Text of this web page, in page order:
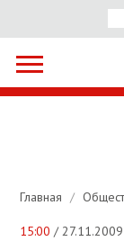
Главная /
15:00 / 27.11.2009